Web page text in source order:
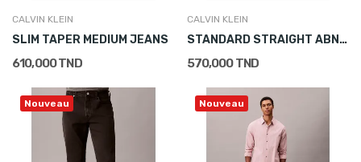
CALVIN KLEIN
SLIM TAPER MEDIUM JEANS
610,000 TND
CALVIN KLEIN
STANDARD STRAIGHT ABNER JEANS
570,000 TND
Nouveau Nouveau